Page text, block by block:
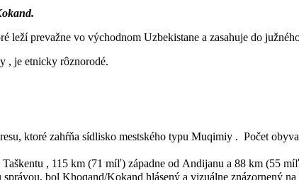
leží prevažne vo východnom Uzbekistane a zasahuje do
, je etnicky rôznorodé.
ktoré zahŕňa sídlisko mestského typu Muqimiy . Počet
, 115 km (71 míľ) západne od Andijanu a 88 km (55
bol Khoqand/Kokand hlásený a vizuálne znázornený